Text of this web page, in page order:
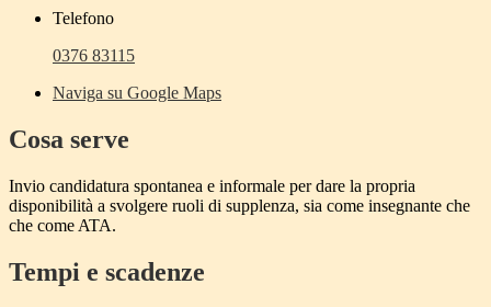
Telefono
0376 83115
Naviga su Google Maps
Cosa serve
Invio candidatura spontanea e informale per dare la propria
disponibilità a svolgere ruoli di supplenza, sia come insegnante che
che come ATA.
Tempi e scadenze